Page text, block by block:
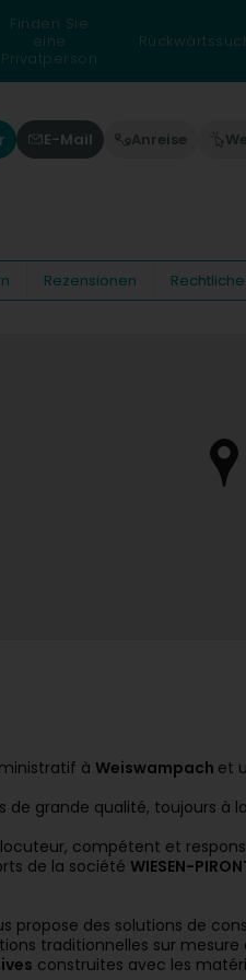
Finden Sie
eine
Privatperson
E-Mail Anreise
Rezensionen
à Weiswampach et
grande qualité, toujours à
compétent et
de la société WIESEN-
propose des solutions de
traditionnelles sur
construites avec les